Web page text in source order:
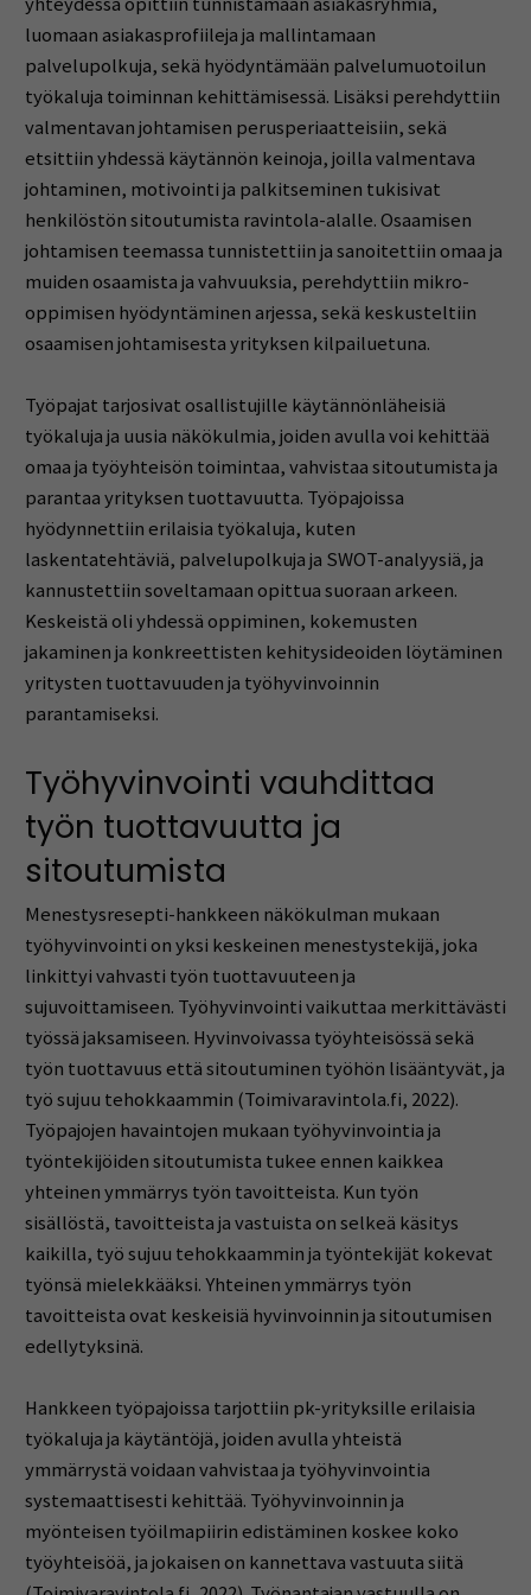
luomaan asiakasprofiileja ja mallintamaan
palvelupolkuja, sekä hyödyntämään palvelumuotoilun
työkaluja toiminnan kehittämisessä. Lisäksi perehdyttiin
valmentavan johtamisen perusperiaatteisiin, sekä
etsittiin yhdessä käytännön keinoja, joilla valmentava
johtaminen, motivointi ja palkitseminen tukisivat
henkilöstön sitoutumista ravintola-alalle. Osaamisen
johtamisen teemassa tunnistettiin ja sanoitettiin omaa ja
muiden osaamista ja vahvuuksia, perehdyttiin mikro-
oppimisen hyödyntäminen arjessa, sekä keskusteltiin
osaamisen johtamisesta yrityksen kilpailuetuna.
Työpajat tarjosivat osallistujille käytännönläheisiä
työkaluja ja uusia näkökulmia, joiden avulla voi kehittää
omaa ja työyhteisön toimintaa, vahvistaa sitoutumista ja
parantaa yrityksen tuottavuutta. Työpajoissa
hyödynnettiin erilaisia työkaluja, kuten
laskentatehtäviä, palvelupolkuja ja SWOT-analyysiä, ja
kannustettiin soveltamaan opittua suoraan arkeen.
Keskeistä oli yhdessä oppiminen, kokemusten
jakaminen ja konkreettisten kehitysideoiden löytäminen
yritysten tuottavuuden ja työhyvinvoinnin
parantamiseksi.
Työhyvinvointi vauhdittaa
työn tuottavuutta ja
sitoutumista
Menestysresepti-hankkeen näkökulman mukaan
työhyvinvointi on yksi keskeinen menestystekijä, joka
linkittyi vahvasti työn tuottavuuteen ja
sujuvoittamiseen. Työhyvinvointi vaikuttaa merkittävästi
työssä jaksamiseen. Hyvinvoivassa työyhteisössä sekä
työn tuottavuus että sitoutuminen työhön lisääntyvät, ja
työ sujuu tehokkaammin (Toimivaravintola.fi, 2022).
Työpajojen havaintojen mukaan työhyvinvointia ja
työntekijöiden sitoutumista tukee ennen kaikkea
yhteinen ymmärrys työn tavoitteista. Kun työn
sisällöstä, tavoitteista ja vastuista on selkeä käsitys
kaikilla, työ sujuu tehokkaammin ja työntekijät kokevat
työnsä mielekkääksi. Yhteinen ymmärrys työn
tavoitteista ovat keskeisiä hyvinvoinnin ja sitoutumisen
edellytyksinä.
Hankkeen työpajoissa tarjottiin pk-yrityksille erilaisia
työkaluja ja käytäntöjä, joiden avulla yhteistä
ymmärrystä voidaan vahvistaa ja työhyvinvointia
systemaattisesti kehittää. Työhyvinvoinnin ja
myönteisen työilmapiirin edistäminen koskee koko
työyhteisöä, ja jokaisen on kannettava vastuuta siitä